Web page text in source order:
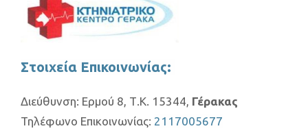
Στοιχεία Επικοινωνίας:
Διεύθυνση: Ερμού 8, Τ.Κ. 15344, Γέρακας
Τηλέφωνο Επικοινωνίας: 2117005677